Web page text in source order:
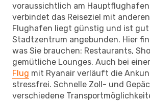
voraussichtlich am Hauptflughafen
verbindet das Reiseziel mit
Flughafen liegt günstig und ist gut
Stadtzentrum angebunden. Hier
was Sie brauchen: Restaurants,
gemütliche Lounges. Auch bei
Flug mit Ryanair verläuft die
stressfrei. Schnelle Zoll- und
verschiedene